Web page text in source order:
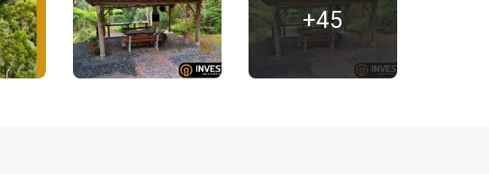
+45